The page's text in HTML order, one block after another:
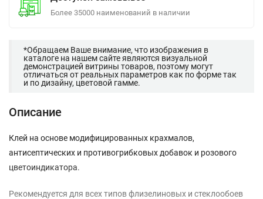
Более 35000 наименований в наличии
*Обращаем Ваше внимание, что изображения в
каталоге на нашем сайте являются визуальной
демонстрацией витрины товаров, поэтому могут
отличаться от реальных параметров как по форме так
и по дизайну, цветовой гамме.
Описание
Клей на основе модифицированных крахмалов,
антисептических и противогрибковых добавок и розового
цветоиндикатора.
Рекомендуется для всех типов флизелиновых и стеклообоев